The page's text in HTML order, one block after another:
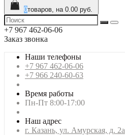
0товаров, на 0.00 руб.
+7 967 462-06-06
Заказ звонка
Наши телефоны
+7 967 462-06-06
+7 966 240-60-63
Время работы
Пн-Пт 8:00-17:00
Наш адрес
г. Казань, ул. Амурская, д. 2а